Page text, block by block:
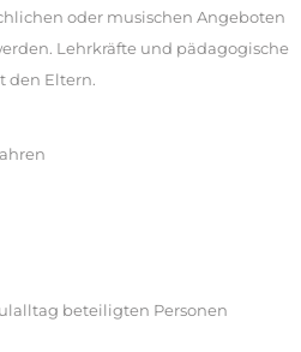
oder musischen Angeboten
Lehrkräfte und pädagogische
den Eltern.
beteiligten Personen